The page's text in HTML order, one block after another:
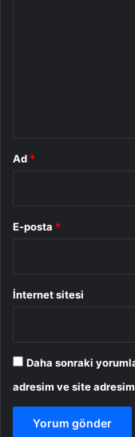
Ad *
E-posta *
İnternet sitesi
Daha sonraki
adresim ve site